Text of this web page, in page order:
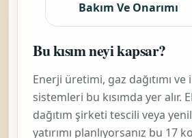
Bakım Ve Onarımı
Bu kısım neyi kapsar?
Enerji üretimi, gaz dağıtımı
sistemleri bu kısımda yer alır.
dağıtım şirketi tescili veya
yatırımı planlıyorsanız bu 17